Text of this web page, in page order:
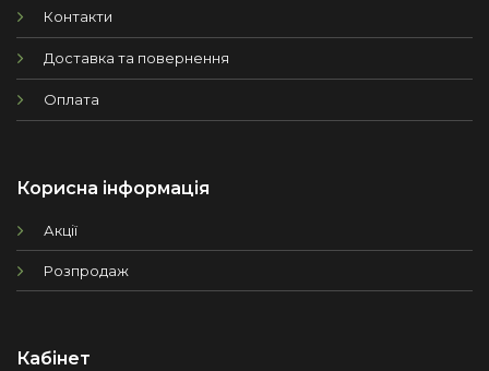
Контакти
Доставка та повернення
Оплата
Корисна інформація
Акції
Розпродаж
Кабінет